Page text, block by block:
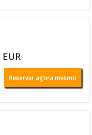
Reservar agora mesmo